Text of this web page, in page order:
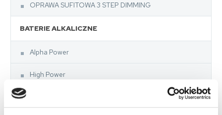
OPRAWA SUFITOWA 3 STEP DIMMING
BATERIE ALKALICZNE
Alpha Power
High Power